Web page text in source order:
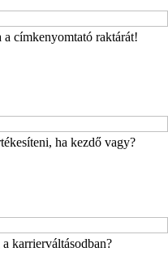
címkenyomtató raktárát!
ha kezdő vagy?
karrierváltásodban?